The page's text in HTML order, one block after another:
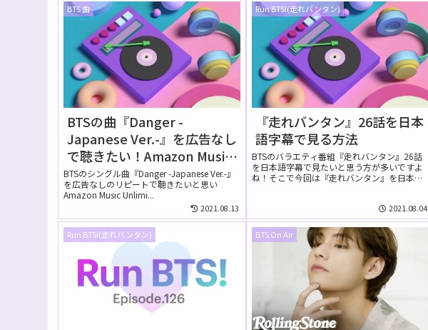
BTS 曲
BTSの曲『Danger -
Japanese Ver.-』を広告なし
で聴きたい！Amazon Music
Unlimitedの無料お試しでリ
ピートして聴ける？
BTSのシングル曲『Danger -Japanese Ver.-』
を広告なしのリピートで聴きたいと思い
Amazon Music Unlimi...
2021.08.13
Run BTS!(走れバンタン)
『走れバンタン』26話を日本
語字幕で見る方法
BTSのバラエティ番組『走れバンタン』26話
を日本語字幕で見たいと思う方が多いですよ
ね！そこで今回は『走れバンタン』を日本語
2021.08.04
Run BTS!(走れバンタン) BTS On Air